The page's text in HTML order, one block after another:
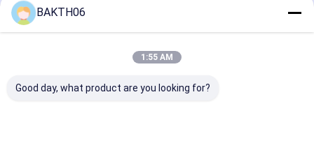
প্রস্তাবিত পণ্য
BAKTH06
1:55 AM
Good day, what product are you looking for?